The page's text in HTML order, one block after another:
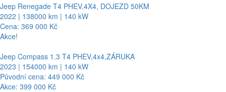
Jeep Renegade T4 PHEV,4X4, DOJEZD 50KM
2022 | 138000 km | 140 kW
Cena: 369 000 Kč
Akce!
Jeep Compass 1.3 T4 PHEV,4x4,ZÁRUKA
2023 | 154000 km | 140 kW
Původní cena: 449 000 Kč
Akce: 399 000 Kč